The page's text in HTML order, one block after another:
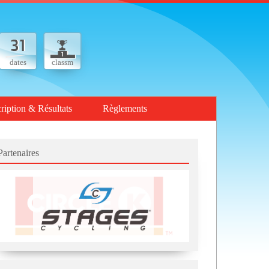
dates classm
& Résultats Règlements